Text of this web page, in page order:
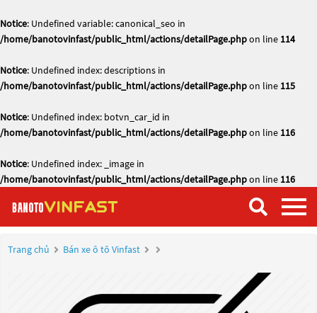
Notice: Undefined variable: canonical_seo in
/home/banotovinfast/public_html/actions/detailPage.phpon line 114
Notice: Undefined index: descriptions in
/home/banotovinfast/public_html/actions/detailPage.phpon line 115
Notice: Undefined index: botvn_car_id in
/home/banotovinfast/public_html/actions/detailPage.phpon line 116
Notice: Undefined index: _image in
/home/banotovinfast/public_html/actions/detailPage.phpon line 116
Trang chủ Bán xe ô tô Vinfast